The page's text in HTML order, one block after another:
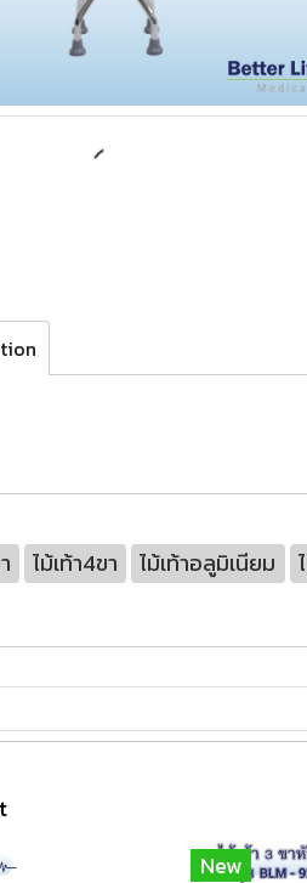
ไม้เท้า4ขา ไม้เท้าอลูมิเนียม
New